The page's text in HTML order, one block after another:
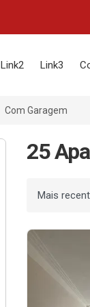
Link2 Link3
Com Garagem
25
Ordenar por